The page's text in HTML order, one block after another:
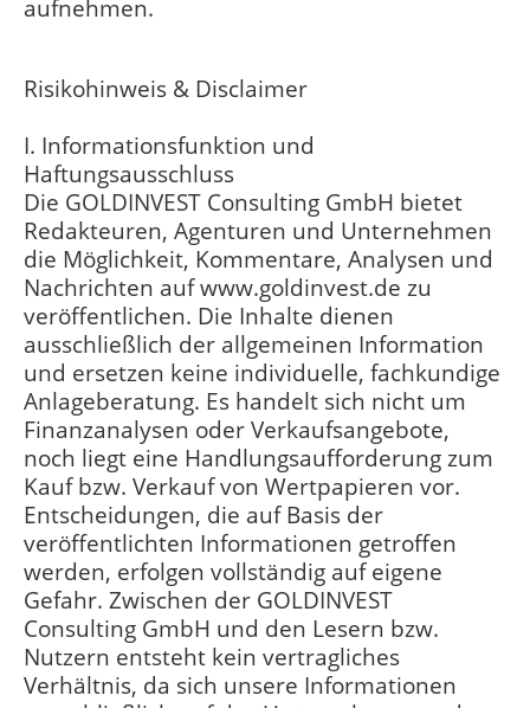
aufnehmen.
Risikohinweis & Disclaimer
I. Informationsfunktion und
Haftungsausschluss
Die GOLDINVEST Consulting GmbH bietet
Redakteuren, Agenturen und Unternehmen
die Möglichkeit, Kommentare, Analysen und
Nachrichten auf www.goldinvest.de zu
veröffentlichen. Die Inhalte dienen
ausschließlich der allgemeinen Information
und ersetzen keine individuelle, fachkundige
Anlageberatung. Es handelt sich nicht um
Finanzanalysen oder Verkaufsangebote,
noch liegt eine Handlungsaufforderung zum
Kauf bzw. Verkauf von Wertpapieren vor.
Entscheidungen, die auf Basis der
veröffentlichten Informationen getroffen
werden, erfolgen vollständig auf eigene
Gefahr. Zwischen der GOLDINVEST
Consulting GmbH und den Lesern bzw.
Nutzern entsteht kein vertragliches
Verhältnis, da sich unsere Informationen